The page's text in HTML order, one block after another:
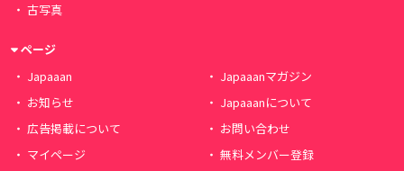
古写真
ページ
Japaaan
Japaaanマガジン
お知らせ
Japaaanについて
広告掲載について
お問い合わせ
マイページ
無料メンバー登録